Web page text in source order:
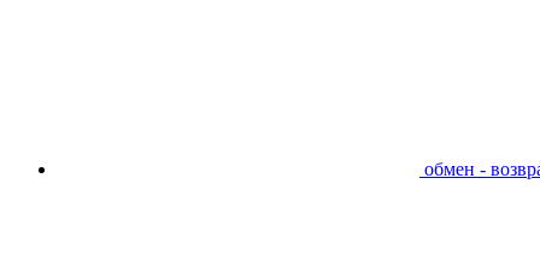
обмен -